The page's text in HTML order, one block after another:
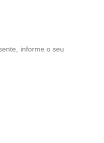
informe o seu